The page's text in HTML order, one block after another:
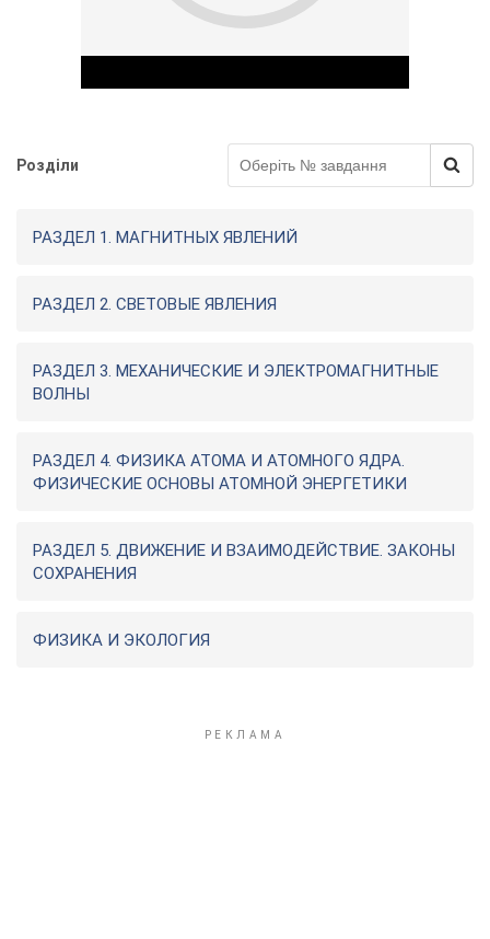
Розділи
РАЗДЕЛ 1. МАГНИТНЫХ ЯВЛЕНИЙ
РАЗДЕЛ 2. СВЕТОВЫЕ ЯВЛЕНИЯ
РАЗДЕЛ 3. МЕХАНИЧЕСКИЕ И ЭЛЕКТРОМАГНИТНЫЕ
ВОЛНЫ
РАЗДЕЛ 4. ФИЗИКА АТОМА И АТОМНОГО ЯДРА.
ФИЗИЧЕСКИЕ ОСНОВЫ АТОМНОЙ ЭНЕРГЕТИКИ
РАЗДЕЛ 5. ДВИЖЕНИЕ И ВЗАИМОДЕЙСТВИЕ. ЗАКОНЫ
СОХРАНЕНИЯ
ФИЗИКА И ЭКОЛОГИЯ